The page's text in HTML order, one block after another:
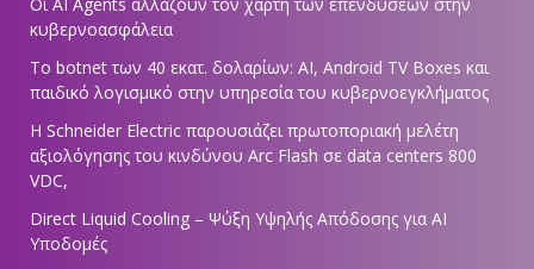
Οι AI Agents αλλάζουν τον χάρτη των επενδύσεων στην
κυβερνοασφάλεια
Το botnet των 40 εκατ. δολαρίων: AI, Android TV Boxes και
παιδικό λογισμικό στην υπηρεσία του κυβερνοεγκλήματος
Η Schneider Electric παρουσιάζει πρωτοποριακή μελέτη
αξιολόγησης του κινδύνου Arc Flash σε data centers 800
VDC,
Direct Liquid Cooling – Ψύξη Υψηλής Απόδοσης για AI
Υποδομές